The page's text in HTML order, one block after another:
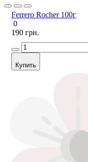
Ferrero Rocher 100г
0
190 грн.
Купить